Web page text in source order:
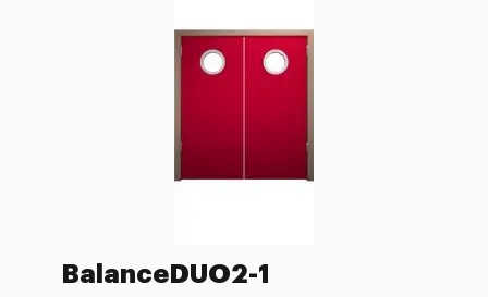
BalanceDUO2-1